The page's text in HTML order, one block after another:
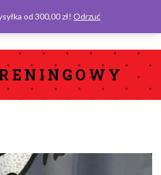
od 300,00 zł! Odrzuć